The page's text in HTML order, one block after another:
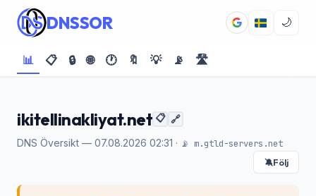
DNSSOR 🌙
📊 📋 🔒 🌐 🕐 🔖 💡 📡 🛣️
ikitellinakliyat.net 📋 🔗
DNS Översikt — 07.08.2026 02:31 · 📡 m.gtld-servers.net
🔕Följ